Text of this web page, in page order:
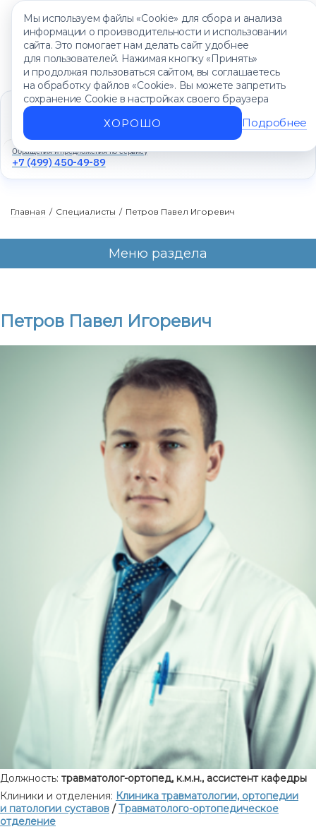
Мы используем файлы «Cookie» для сбора и анализа
информации о производительности и использовании
сайта. Это помогает нам делать сайт удобнее
для пользователей. Нажимая кнопку «Принять»
и продолжая пользоваться сайтом, вы соглашаетесь
на обработку файлов «Cookie». Вы можете запретить
сохранение Cookie в настройках своего браузера
ХОРОШО Подробнее
Единый контакт-центр
+7 (499) 450-88-89
Ежедневно с 8:00 до 20:00
Обращения и предложения по сервису
+7 (499) 450-49-89
Главная / Специалисты / Петров Павел Игоревич
Петров Павел Игоревич
Должность: травматолог-ортопед, к.м.н., ассистент кафедры
Клиники и отделения: Клиника травматологии, ортопедии
и патологии суставов /Травматолого-ортопедическое
отделение
Меню раздела